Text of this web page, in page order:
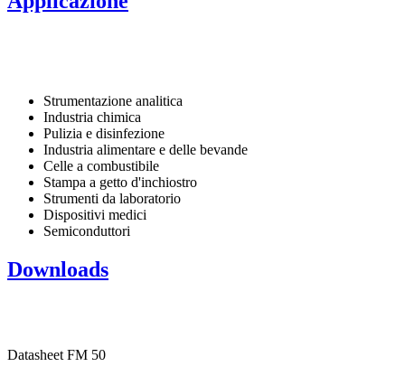
Strumentazione analitica
Industria chimica
Pulizia e disinfezione
Industria alimentare e delle bevande
Celle a combustibile
Stampa a getto d'inchiostro
Strumenti da laboratorio
Dispositivi medici
Semiconduttori
Downloads
Datasheet FM 50